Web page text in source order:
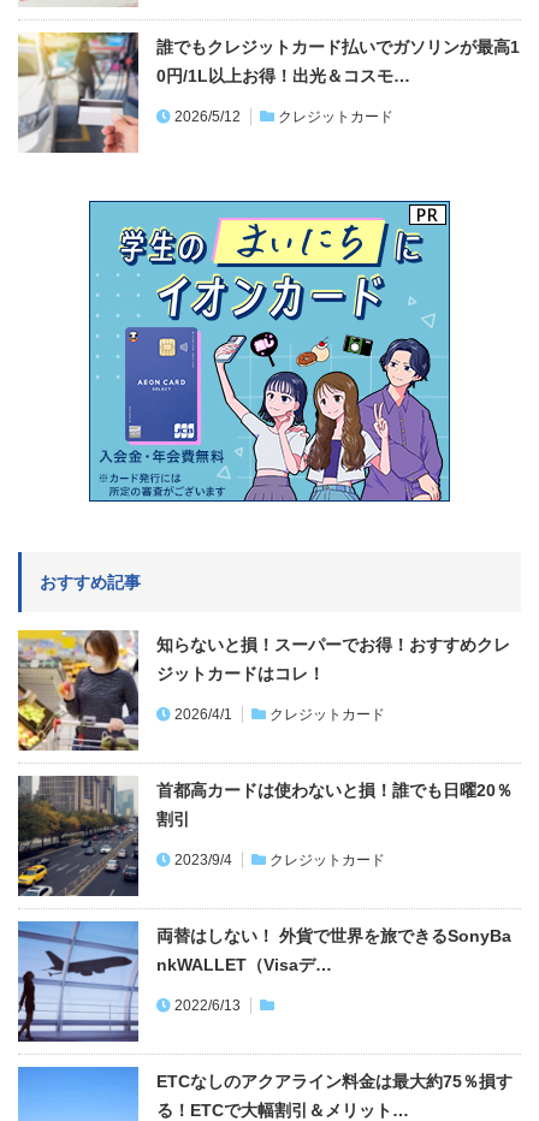
誰でもクレジットカード払いでガソリンが最高1
0円/1L以上お得！出光＆コスモ…
2026/5/12 クレジットカード
おすすめ記事
知らないと損！スーパーでお得！おすすめクレ
ジットカードはコレ！
2026/4/1 クレジットカード
首都高カードは使わないと損！誰でも日曜20％
割引
2023/9/4 クレジットカード
両替はしない！ 外貨で世界を旅できるSonyBa
nkWALLET（Visaデ…
2022/6/13
ETCなしのアクアライン料金は最大約75％損す
る！ETCで大幅割引＆メリット…